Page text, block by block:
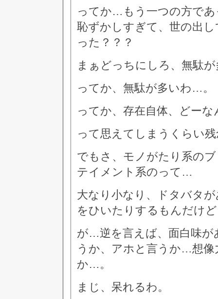
ってか…もう一つの方で
恥ずかしすぎて、世の出
った？？？
まぁどっちにしろ、無駄
ってか、無駄が多いわ…。
ってか、存在自体、どーな
って思えてしまうくらい
でもさ、モノがたり系の
テイメント系のって…
大なり小なり、ドタバタ
をひいたりするもんだけ
が…逆を言えば、面白味
うか、アホと言うか…想
か…。
まじ、呆れるわ。